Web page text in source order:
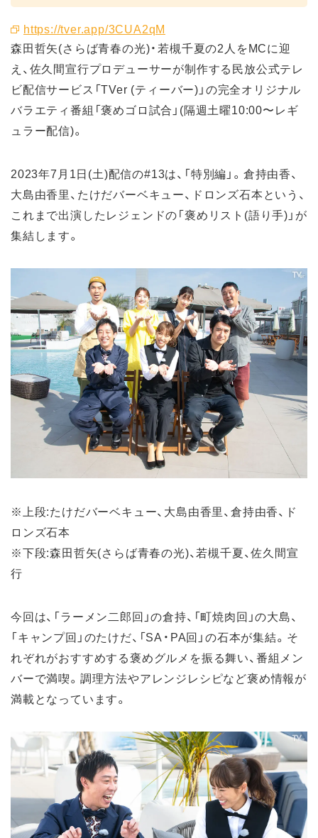
https://tver.app/3CUA2qM
森田哲矢(さらば青春の光)・若槻千夏の2人をMCに迎
え、佐久間宣行プロデューサーが制作する民放公式テレ
ビ配信サービス「TVer (ティーバー)」の完全オリジナル
バラエティ番組「褒めゴロ試合」(隔週土曜10:00〜レギ
ュラー配信)。
2023年7月1日(土)配信の#13は、「特別編」。倉持由香、
大島由香里、たけだバーベキュー、ドロンズ石本という、
これまで出演したレジェンドの「褒めリスト(語り手)」が
集結します。
※上段:​​たけだバーベキュー、大島由香里、倉持由香、ド
ロンズ石本
※下段:森田哲矢(さらば青春の光)、若槻千夏、佐久間宣
行
今回は、「ラーメン二郎回」の倉持、「町焼肉回」の大島、
「キャンプ回」のたけだ、「SA・PA回」の石本が集結。そ
れぞれがおすすめする褒めグルメを振る舞い、番組メン
バーで満喫。調理方法やアレンジレシピなど褒め情報が
満載となっています。